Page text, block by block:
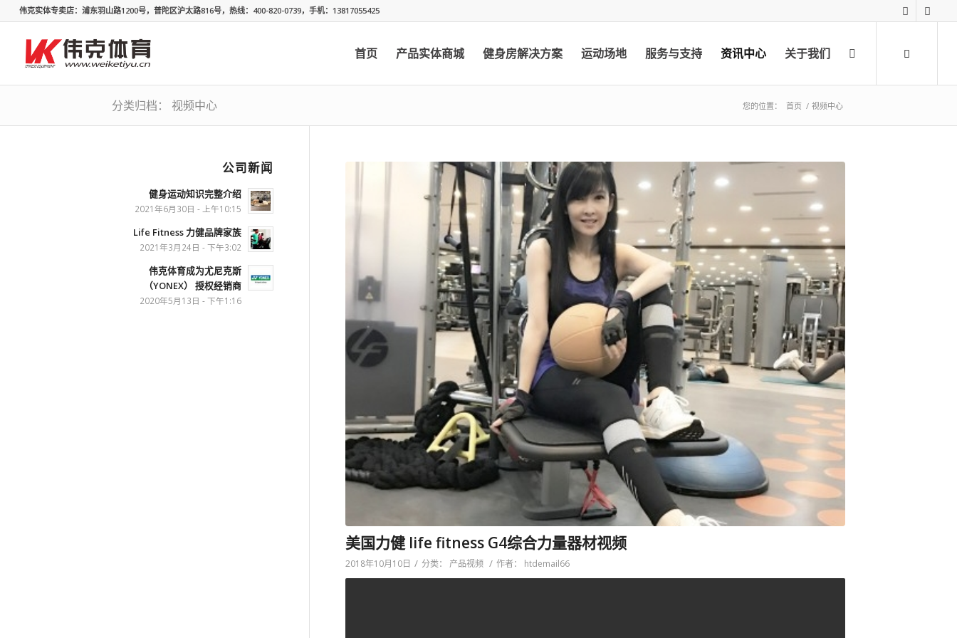
伟克实体专卖店：浦东羽山路1200号，普陀区沪太路816号，热线：400-820-0739，手机：13817055425
首页 产品实体商城 健身房解决方案 运动场地 服务与支持 资讯中心 关于我们
分类归档： 视频中心 您的位置： 首页 / 视频中心
美国力健 life fitness G4综合力量器材视频
2018年10月10日 / 分类： 产品视频 / 作者： htdemail66
公司新闻
健身运动知识完整介绍
2021年6月30日 - 上午10:15
Life Fitness 力健品牌家族
2021年3月24日 - 下午3:02
伟克体育成为尤尼克斯
（YONEX） 授权经销商
2020年5月13日 - 下午1:16